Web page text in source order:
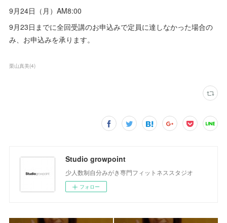
9月24日（月）AM8:00
9月23日までに全回受講のお申込みで定員に達しなかった場合の
み、お申込みを承ります。
栗山真美(4)
Studio growpoint
少人数制自分みがき専門フィットネススタジオ
フォロー